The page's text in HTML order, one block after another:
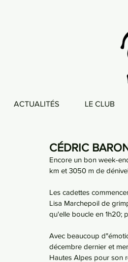
ACTUALITÉS LE CLUB
CÉDRIC
Encore un bon week-
km et 3050 m de
Les cadettes
Lisa Marchepoil de
qu'elle boucle en 1h20;
Avec beaucoup
décembre dernier et
Hautes Alpes pour son